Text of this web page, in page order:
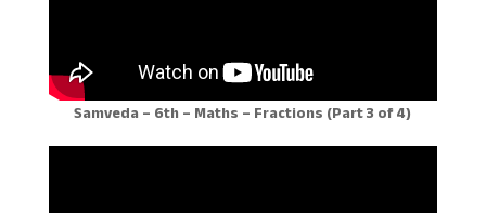
Samveda – 6th – Maths – Fractions (Part 3 of 4)